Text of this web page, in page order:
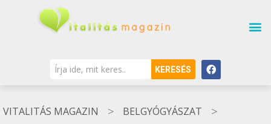
KERESÉS
VITALITÁS MAGAZIN > BELGYÓGYÁSZAT >